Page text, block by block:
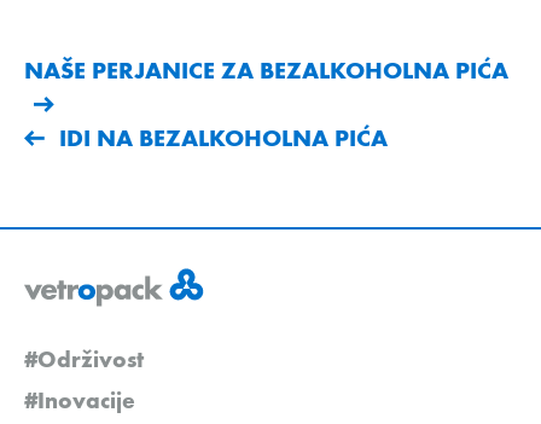
NAŠE PERJANICE ZA BEZALKOHOLNA PIĆA
IDI NA BEZALKOHOLNA PIĆA
#Održivost
#Inovacije